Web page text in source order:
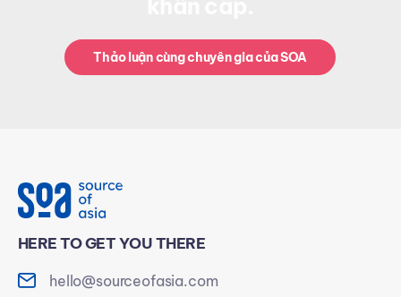
Thảo luận cùng chuyên gia của SOA
HERE TO GET YOU THERE
hello@sourceofasia.com